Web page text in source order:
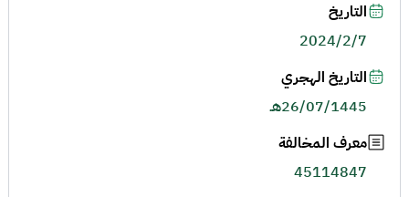
التاريخ
2024/2/7
التاريخ الهجري
26/07/1445هـ
معرف المخالفة
45114847